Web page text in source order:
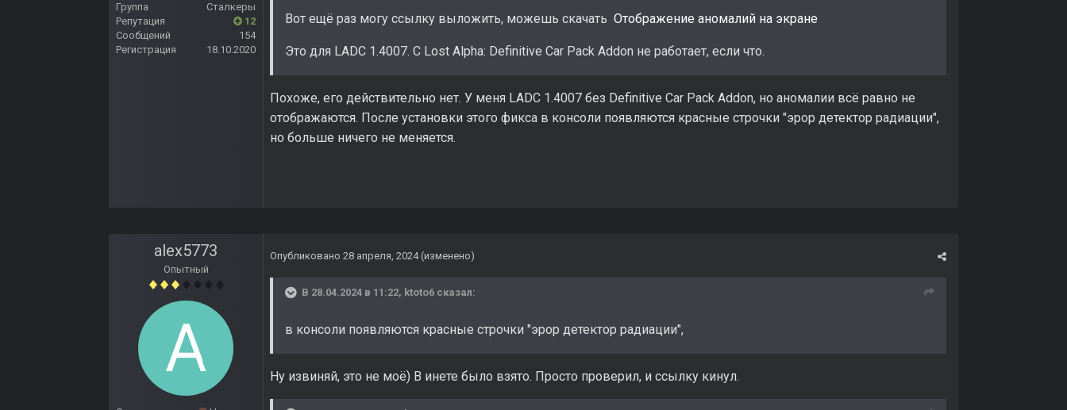
Группа
Сталкеры
Репутация
12
Сообщений
154
Регистрация
18.10.2020
Вот ещё раз могу ссылку выложить, можешь скачать Отображение аномалий на экране
Это для LADC 1.4007. С Lost Alpha: Definitive Car Pack Addon не работает, если что.
Похоже, его действительно нет. У меня LADC 1.4007 без Definitive Car Pack Addon, но аномалии всё равно не
отображаются. После установки этого фикса в консоли появляются красные строчки "эрор детектор радиации",
но больше ничего не меняется.
alex5773
Опытный
Опубликовано 28 апреля, 2024 (изменено)
В 28.04.2024 в 11:22, ktoto6 сказал:
в консоли появляются красные строчки "эрор детектор радиации",
Ну извиняй, это не моё) В инете было взято. Просто проверил, и ссылку кинул.